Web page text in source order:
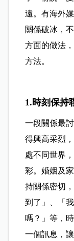
遠。有海外
關係破冰，
方面的做法
方法。
1.時刻保持
一段關係最
得興高采烈
處不同世界
彩。婚姻及
持關係密切
到了」、「
嗎？」等，
一個訊息，